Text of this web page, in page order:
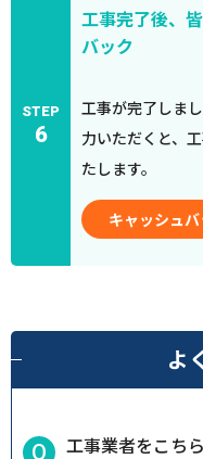
STEP
6
工事完了後、
バック
工事が完了しま
力いただくと、
たします。
キャッシュ
よ
工事業者をこち